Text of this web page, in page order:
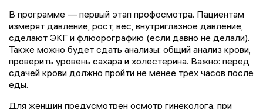
В программе — первый этап профосмотра. Пациентам
измерят давление, рост, вес, внутриглазное давление,
сделают ЭКГ и флюорографию (если давно не делали).
Также можно будет сдать анализы: общий анализ крови,
проверить уровень сахара и холестерина. Важно: перед
сдачей крови должно пройти не менее трех часов после
еды.
Для женщин предусмотрен осмотр гинеколога, при